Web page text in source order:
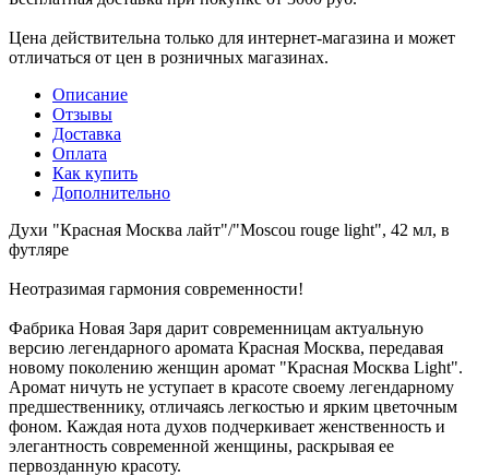
Цена действительна только для интернет-магазина и может
отличаться от цен в розничных магазинах.
Описание
Отзывы
Доставка
Оплата
Как купить
Дополнительно
Духи "Красная Москва лайт"/"Moscou rouge light", 42 мл, в
футляре
Неотразимая гармония современности!
Фабрика Новая Заря дарит современницам актуальную
версию легендарного аромата Красная Москва, передавая
новому поколению женщин аромат "Красная Москва Light".
Аромат ничуть не уступает в красоте своему легендарному
предшественнику, отличаясь легкостью и ярким цветочным
фоном. Каждая нота духов подчеркивает женственность и
элегантность современной женщины, раскрывая ее
первозданную красоту.